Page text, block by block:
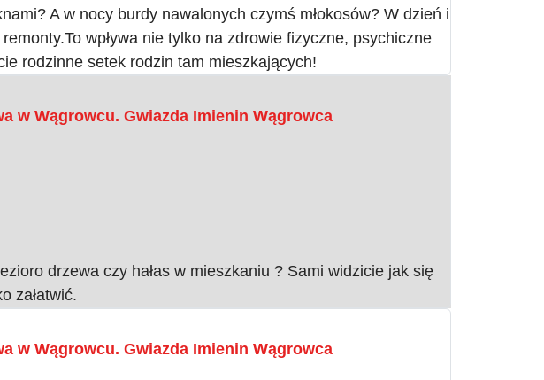
A w nocy burdy nawalonych czymś młokosów? W dzień i
wpływa nie tylko na zdrowie fizyczne, psychiczne
rodzinne setek rodzin tam mieszkających!
w Wągrowcu. Gwiazda Imienin Wągrowca
drzewa czy hałas w mieszkaniu ? Sami widzicie jak się
załatwić.
w Wągrowcu. Gwiazda Imienin Wągrowca